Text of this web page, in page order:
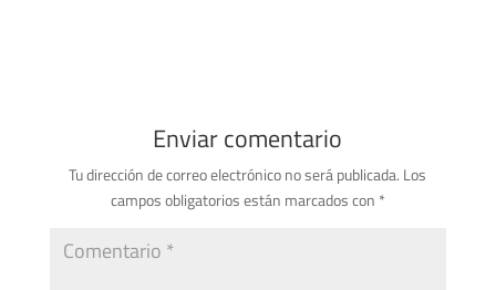
Enviar comentario
Tu dirección de correo electrónico no será publicada. Los
campos obligatorios están marcados con *